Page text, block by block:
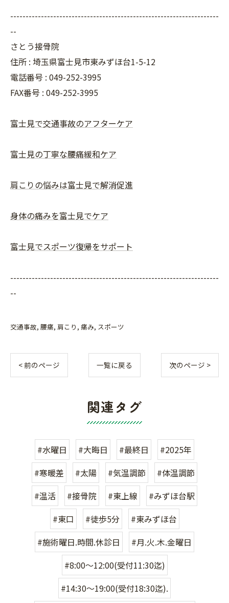
--------------------------------------------------------------------
--
さとう接骨院
住所 : 埼玉県富士見市東みずほ台1-5-12
電話番号 : 049-252-3995
FAX番号 : 049-252-3995
富士見で交通事故のアフターケア
富士見の丁寧な腰痛緩和ケア
肩こりの悩みは富士見で解消促進
身体の痛みを富士見でケア
富士見でスポーツ復帰をサポート
--------------------------------------------------------------------
--
交通事故 腰痛 肩こり 痛み スポーツ
< 前のページ 一覧に戻る 次のページ >
関連タグ
#水曜日 #大晦日 #最終日
#2025年
#寒暖差
#太陽 #気温調節
#体温調節
#温活
#接骨院 #東上線
#みずほ台駅
#東口
#徒歩5分
#東みずほ台
#施術曜日.時間.休診日
#月.火.木.金曜日
#8:00〜12:00(受付11:30迄)
#14:30〜19:00(受付18:30迄).